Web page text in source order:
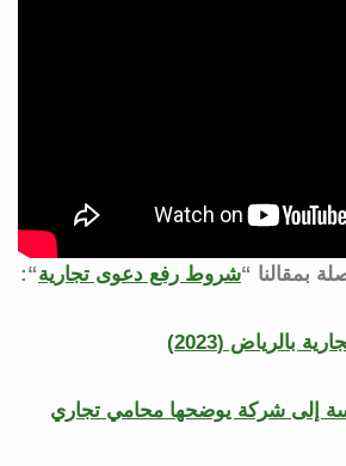
بمقالنا “شروط رفع دعوى تجارية“:
بالرياض (2023)
إلى شركة يوضحها محامي تجاري